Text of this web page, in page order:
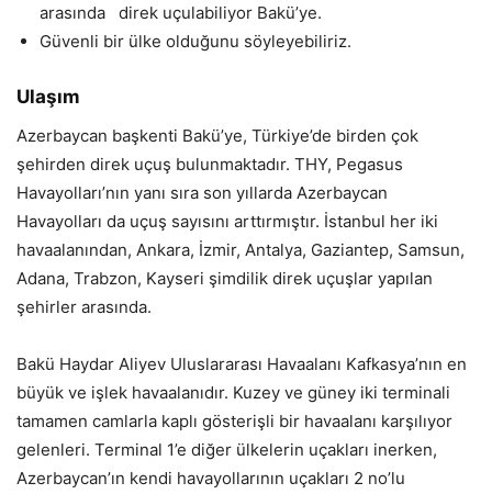
arasında direk uçulabiliyor Bakü’ye.
Güvenli bir ülke olduğunu söyleyebiliriz.
Ulaşım
Azerbaycan başkenti Bakü’ye, Türkiye’de birden çok
şehirden direk uçuş bulunmaktadır. THY, Pegasus
Havayolları’nın yanı sıra son yıllarda Azerbaycan
Havayolları da uçuş sayısını arttırmıştır. İstanbul her iki
havaalanından, Ankara, İzmir, Antalya, Gaziantep, Samsun,
Adana, Trabzon, Kayseri şimdilik direk uçuşlar yapılan
şehirler arasında.
Bakü Haydar Aliyev Uluslararası Havaalanı Kafkasya’nın en
büyük ve işlek havaalanıdır. Kuzey ve güney iki terminali
tamamen camlarla kaplı gösterişli bir havaalanı karşılıyor
gelenleri. Terminal 1’e diğer ülkelerin uçakları inerken,
Azerbaycan’ın kendi havayollarının uçakları 2 no’lu